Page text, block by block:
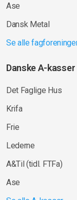
Ase
Dansk Metal
Se alle
Danske A-kasser
Det Faglige Hus
Krifa
Frie
Lederne
A&Til (tidl. FTFa)
Ase